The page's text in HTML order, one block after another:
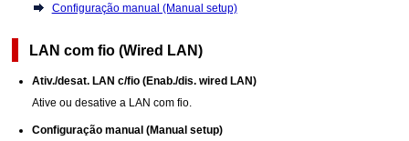
Configuração manual (Manual setup)
LAN com fio (Wired LAN)
Ativ./desat. LAN c/fio (Enab./dis. wired LAN)
Ative ou desative a LAN com fio.
Configuração manual (Manual setup)